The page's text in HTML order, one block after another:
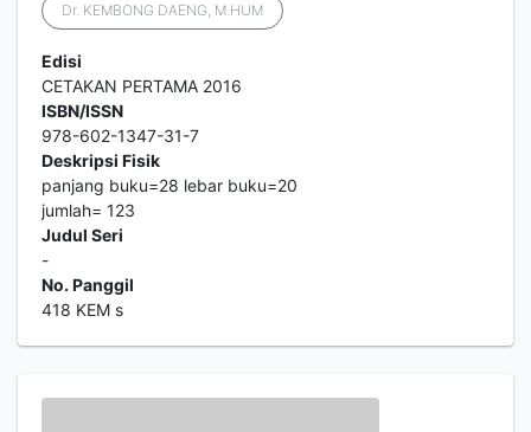
Dr. KEMBONG DAENG, M.HUM
Edisi
CETAKAN PERTAMA 2016
ISBN/ISSN
978-602-1347-31-7
Deskripsi Fisik
panjang buku=28 lebar buku=20
jumlah= 123
Judul Seri
-
No. Panggil
418 KEM s